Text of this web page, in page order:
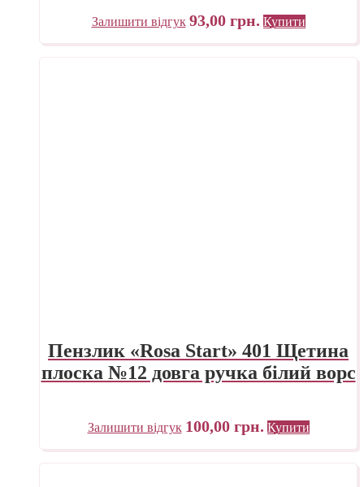
Залишити відгук 93,00 грн. Купити
Пензлик «Rosa Start» 401 Щетина
плоска №12 довга ручка білий ворс
Залишити відгук 100,00 грн. Купити